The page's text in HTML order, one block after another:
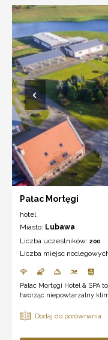
Pałac Mortęgi
hotel
Miasto: Lubawa
Liczba uczestników: 200
Liczba miejsc
Pałac Mortęgi Hotel & SPA
tworząc niepowtarzalny